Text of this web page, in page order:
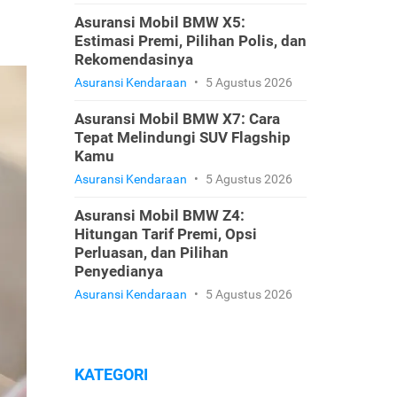
Asuransi Mobil BMW X5:
Estimasi Premi, Pilihan Polis, dan
Rekomendasinya
Asuransi Kendaraan • 5 Agustus 2026
Asuransi Mobil BMW X7: Cara
Tepat Melindungi SUV Flagship
Kamu
Asuransi Kendaraan • 5 Agustus 2026
Asuransi Mobil BMW Z4:
Hitungan Tarif Premi, Opsi
Perluasan, dan Pilihan
Penyedianya
Asuransi Kendaraan • 5 Agustus 2026
KATEGORI